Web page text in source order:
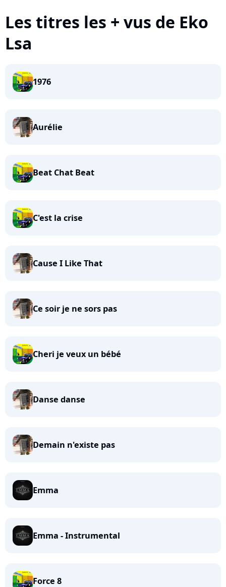
Les titres les + vus de Eko
Lsa
1976
Aurélie
Beat Chat Beat
C'est la crise
Cause I Like That
Ce soir je ne sors pas
Cheri je veux un bébé
Danse danse
Demain n'existe pas
Emma
Emma - Instrumental
Force 8